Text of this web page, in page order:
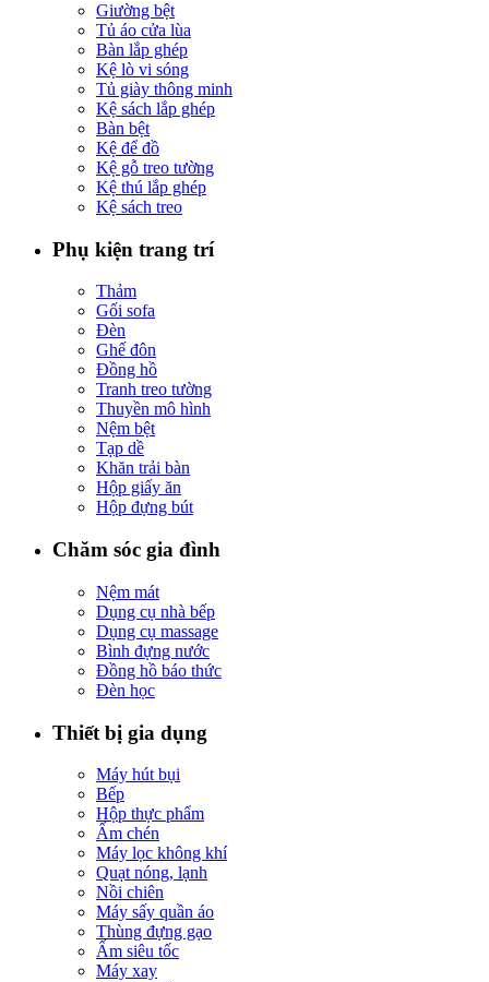
Giường bệt
Tủ áo cửa lùa
Bàn lắp ghép
Kệ lò vi sóng
Tủ giày thông minh
Kệ sách lắp ghép
Bàn bệt
Kệ để đồ
Kệ gỗ treo tường
Kệ thú lắp ghép
Kệ sách treo
Phụ kiện trang trí
Thảm
Gối sofa
Đèn
Ghế đôn
Đồng hồ
Tranh treo tường
Thuyền mô hình
Nệm bệt
Tạp dề
Khăn trải bàn
Hộp giấy ăn
Hộp đựng bút
Chăm sóc gia đình
Nệm mát
Dụng cụ nhà bếp
Dụng cụ massage
Bình đựng nước
Đồng hồ báo thức
Đèn học
Thiết bị gia dụng
Máy hút bụi
Bếp
Hộp thực phẩm
Ấm chén
Máy lọc không khí
Quạt nóng, lạnh
Nồi chiên
Máy sấy quần áo
Thùng đựng gạo
Ấm siêu tốc
Máy xay